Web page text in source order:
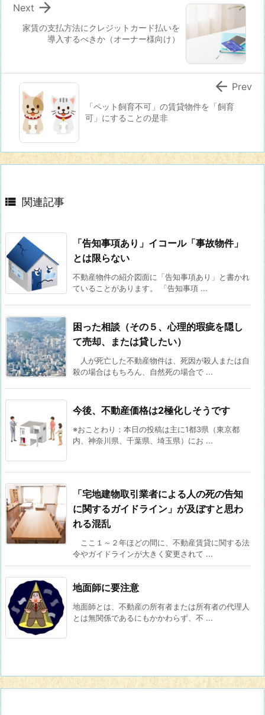
家賃の支払方法にクレジットカード払いを
導入するべきか（オーナー様向け）

Next
「ペット飼育不可」の賃貸物件を「飼育
可」にすることの是非
 Prev
 関連記事
「告知事項あり」イコール「事故物件」
とは限らない
不動産物件の紹介図面に「告知事項あり」と書かれ
ていることがあります。 「告知事項 ...
困った相談（その５、心理的瑕疵を隠し
て売却、または貸したい）
人が死亡した不動産物件は、死因が殺人または自
殺の場合はもちろん、自然死の場合で ...
今後、不動産価格は2極化しそうです
※おことわり：本日の投稿は主に1都3県（東京都
内、神奈川県、千葉県、埼玉県）にお ...
「宅地建物取引業者による人の死の告知
に関するガイドライン」が及ぼすと思わ
れる混乱
ここ１～２年ほどの間に、不動産賃貸に関する法
令やガイドラインが大きく変更されて ...
地面師に要注意
地面師とは、不動産の所有者または所有者の代理人
とは無関係であるにもかかわらず、不 ...